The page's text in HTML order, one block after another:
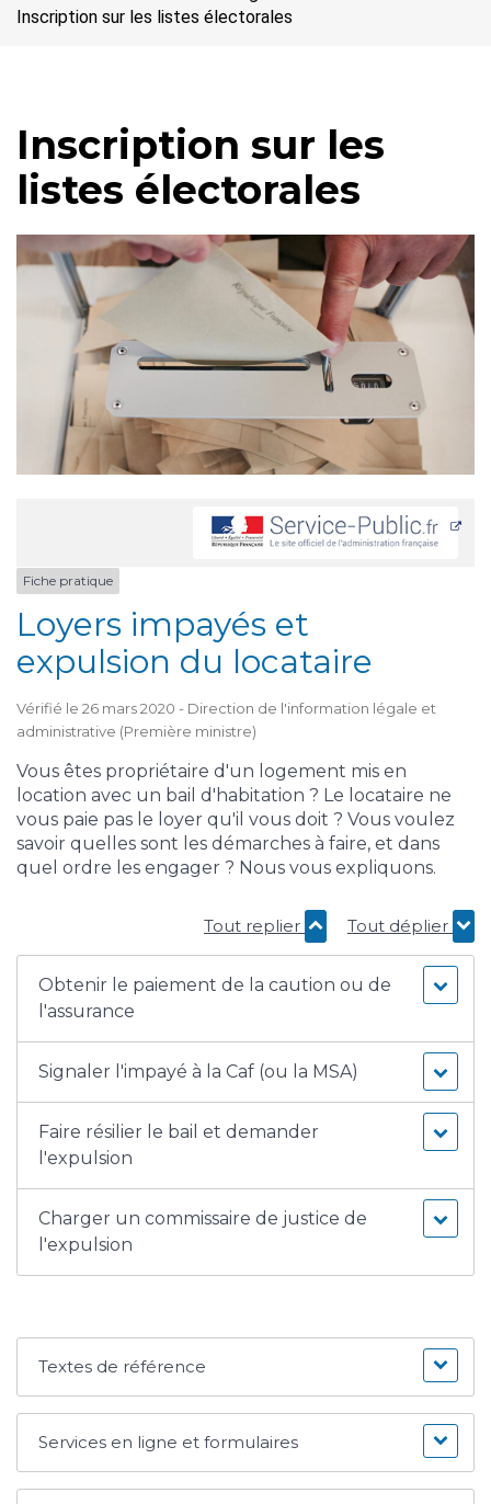
Inscription sur les listes électorales
Inscription sur les
listes électorales
Fiche pratique
Loyers impayés et
expulsion du locataire
Vérifié le 26 mars 2020 - Direction de l'information légale et
administrative (Première ministre)
Vous êtes propriétaire d'un logement mis en
location avec un bail d'habitation ? Le locataire ne
vous paie pas le loyer qu'il vous doit ? Vous voulez
savoir quelles sont les démarches à faire, et dans
quel ordre les engager ? Nous vous expliquons.
Tout replier Tout déplier
Obtenir le paiement de la caution ou de
l'assurance
Signaler l'impayé à la Caf (ou la MSA)
Faire résilier le bail et demander
l'expulsion
Charger un commissaire de justice de
l'expulsion
Textes de référence
Services en ligne et formulaires